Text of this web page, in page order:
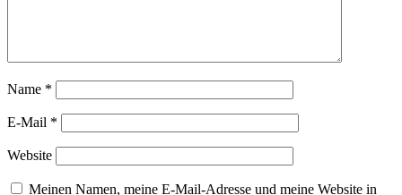
Name *
E-Mail *
Website
Meinen Namen, meine E-Mail-Adresse und meine Website in